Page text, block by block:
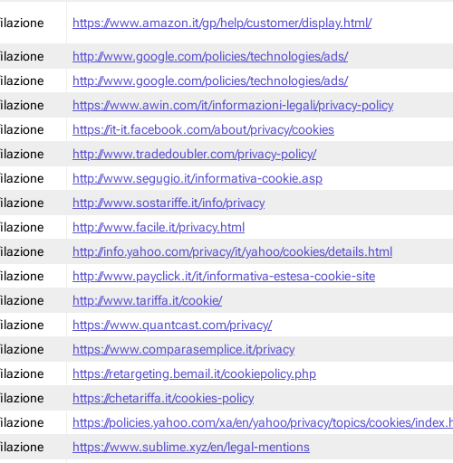
https://www.amazon.it/gp/help/customer/display.html/
http://www.google.com/policies/technologies/ads/
http://www.google.com/policies/technologies/ads/
https://www.awin.com/it/informazioni-legali/privacy-policy
https://it-it.facebook.com/about/privacy/cookies
http://www.tradedoubler.com/privacy-policy/
http://www.segugio.it/informativa-cookie.asp
http://www.sostariffe.it/info/privacy
http://www.facile.it/privacy.html
http://info.yahoo.com/privacy/it/yahoo/cookies/details.html
http://www.payclick.it/it/informativa-estesa-cookie-site
http://www.tariffa.it/cookie/
https://www.quantcast.com/privacy/
https://www.comparasemplice.it/privacy
https://retargeting.bemail.it/cookiepolicy.php
https://chetariffa.it/cookies-policy
https://policies.yahoo.com/xa/en/yahoo/privacy/topics/cookies/
https://www.sublime.xyz/en/legal-mentions